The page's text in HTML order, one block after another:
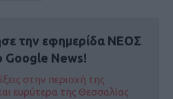
την εφημερίδα ΝΕΟΣ
News!
στην περιοχή της
ευρύτερα της Θεσσαλίας